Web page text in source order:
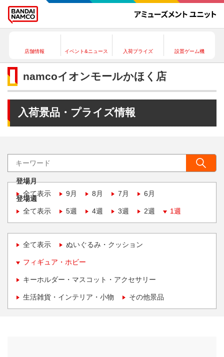
店舗情報 イベント&ニュース 入荷プライズ 設置ゲーム機
namcoイオンモールかほく店
入荷景品・プライズ情報
登場月
全て表示
9月 8月 7月 6月
登場週
全て表示
5週 4週 3週 2週 1週
全て表示 ぬいぐるみ・クッション
フィギュア・ホビー
キーホルダー・マスコット・アクセサリー
生活雑貨・インテリア・小物 その他景品